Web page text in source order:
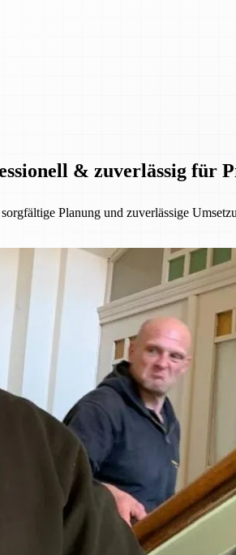
& zuverlässig für
Planung und zuverlässige